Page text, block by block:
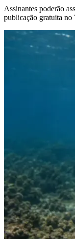
Assinantes poderão
publicação gratuita no